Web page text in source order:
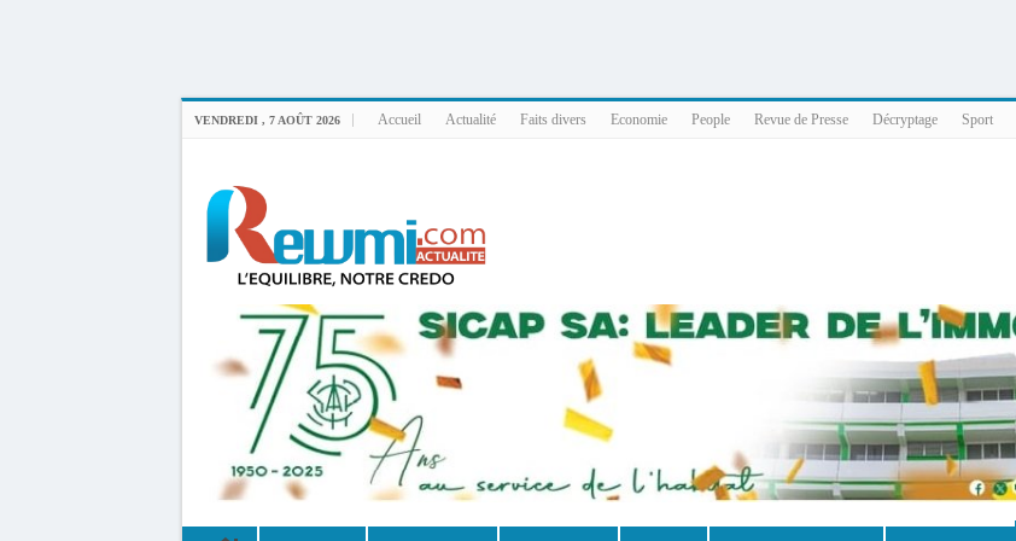
VENDREDI , 7 AOÛT 2026 Accueil Actualité Faits divers Economie People Revue de Presse Décryptage Sport